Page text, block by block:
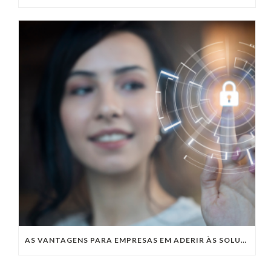
AS VANTAGENS PARA EMPRESAS EM ADERIR ÀS SOLUÇÕES COM CLOUD SECURITY